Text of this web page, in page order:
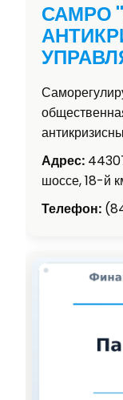
САМРО
Адрес:
шоссе, 18-й
Телефон: